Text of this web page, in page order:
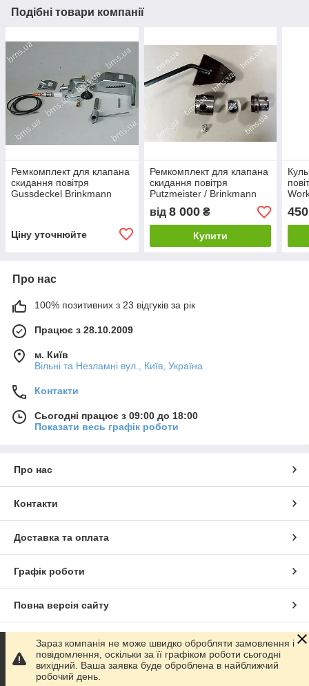
Подібні товари компанії
Ремкомплект для клапана
скидання повітря
Gussdeckel Brinkmann
Ціну уточнюйте
Ремкомплект для клапана
скидання повітря
Putzmeister / Brinkmann
від 8 000₴
Купити
450
Про нас
100% позитивних з 23 відгуків за рік
Працює з 28.10.2009
м. Київ
Вільні та Незламні вул., Київ, Україна
Контакти
Сьогодні працює з 09:00 до 18:00
Показати весь графік роботи
Про нас
Контакти
Доставка та оплата
Графік роботи
Повна версія сайту
Сайт створено на маркетплейсіProm.ua
Політика конфіденційності
Зараз компанія не може швидко обробляти замовлення і
повідомлення, оскільки за її графіком роботи сьогодні
вихідний. Ваша заявка буде оброблена в найближчий
робочий день.